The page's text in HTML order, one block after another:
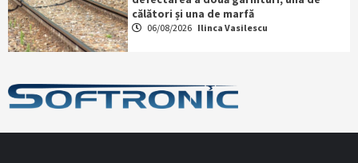
călători și una de marfă
06/08/2026 Ilinca Vasilescu